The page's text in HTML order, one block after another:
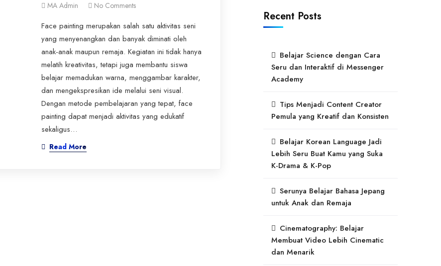
MA Admin No Comments
Face painting merupakan salah satu aktivitas seni
yang menyenangkan dan banyak diminati oleh
anak-anak maupun remaja. Kegiatan ini tidak hanya
melatih kreativitas, tetapi juga membantu siswa
belajar memadukan warna, menggambar karakter,
dan mengekspresikan ide melalui seni visual.
Dengan metode pembelajaran yang tepat, face
painting dapat menjadi aktivitas yang edukatif
sekaligus…
Read More
Recent Posts
Belajar Science dengan Cara
Seru dan Interaktif di Messenger
Academy
Tips Menjadi Content Creator
Pemula yang Kreatif dan Konsisten
Belajar Korean Language Jadi
Lebih Seru Buat Kamu yang Suka
K-Drama & K-Pop
Serunya Belajar Bahasa Jepang
untuk Anak dan Remaja
Cinematography: Belajar
Membuat Video Lebih Cinematic
dan Menarik